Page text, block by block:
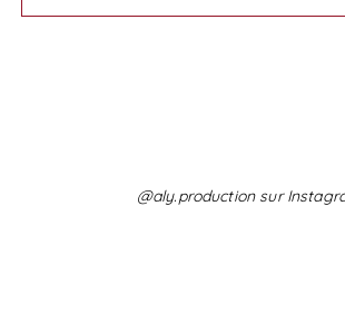
@aly.production sur